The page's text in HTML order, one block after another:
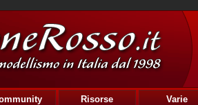
Risorse Varie